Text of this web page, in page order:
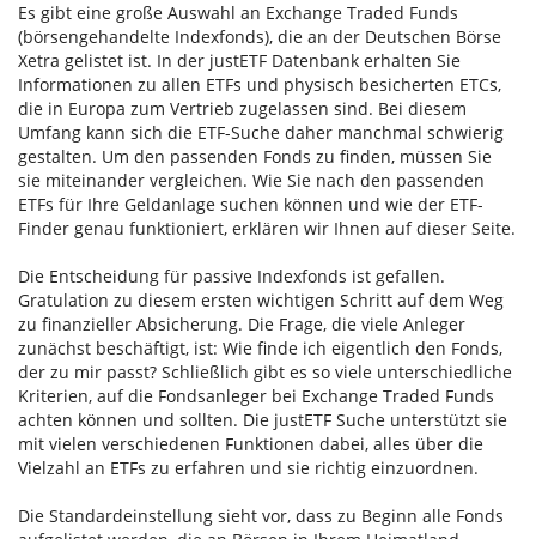
Es gibt eine große Auswahl an Exchange Traded Funds
(börsengehandelte Indexfonds), die an der Deutschen Börse
Xetra gelistet ist. In der justETF Datenbank erhalten Sie
Informationen zu allen ETFs und physisch besicherten ETCs,
die in Europa zum Vertrieb zugelassen sind. Bei diesem
Umfang kann sich die ETF-Suche daher manchmal schwierig
gestalten. Um den passenden Fonds zu finden, müssen Sie
sie miteinander vergleichen. Wie Sie nach den passenden
ETFs für Ihre Geldanlage suchen können und wie der ETF-
Finder genau funktioniert, erklären wir Ihnen auf dieser Seite.
Die Entscheidung für passive Indexfonds ist gefallen.
Gratulation zu diesem ersten wichtigen Schritt auf dem Weg
zu finanzieller Absicherung. Die Frage, die viele Anleger
zunächst beschäftigt, ist: Wie finde ich eigentlich den Fonds,
der zu mir passt? Schließlich gibt es so viele unterschiedliche
Kriterien, auf die Fondsanleger bei Exchange Traded Funds
achten können und sollten. Die justETF Suche unterstützt sie
mit vielen verschiedenen Funktionen dabei, alles über die
Vielzahl an ETFs zu erfahren und sie richtig einzuordnen.
Die Standardeinstellung sieht vor, dass zu Beginn alle Fonds